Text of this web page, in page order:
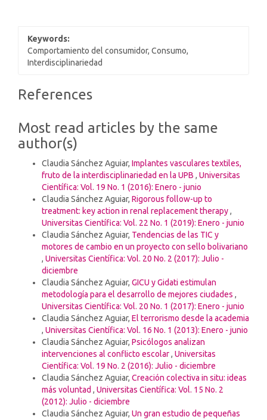
Keywords:
Comportamiento del consumidor, Consumo,
Interdisciplinariedad
Article
References
Most read articles by the same
author(s)
Claudia Sánchez Aguiar, Implantes vasculares textiles,
fruto de la interdisciplinariedad en la UPB , Universitas
Científica: Vol. 19 No. 1 (2016): Enero - junio
Claudia Sánchez Aguiar, Rigorous follow-up to
treatment: key action in renal replacement therapy,
Universitas Científica: Vol. 22 No. 1 (2019): Enero - junio
Claudia Sánchez Aguiar, Tendencias de las TIC y
motores de cambio en un proyecto con sello bolivariano
, Universitas Científica: Vol. 20 No. 2 (2017): Julio -
diciembre
Claudia Sánchez Aguiar, GICU y Gidati estimulan
metodología para el desarrollo de mejores ciudades ,
Universitas Científica: Vol. 20 No. 1 (2017): Enero - junio
Claudia Sánchez Aguiar, El terrorismo desde la academia
, Universitas Científica: Vol. 16 No. 1 (2013): Enero - junio
Claudia Sánchez Aguiar, Psicólogos analizan
intervenciones al conflicto escolar, Universitas
Científica: Vol. 19 No. 2 (2016): Julio - diciembre
Claudia Sánchez Aguiar, Creación colectiva in situ: ideas
más voluntad , Universitas Científica: Vol. 15 No. 2
(2012): Julio - diciembre
Claudia Sánchez Aguiar, Un gran estudio de pequeñas